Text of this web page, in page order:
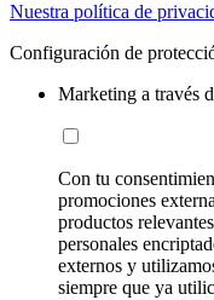
Nuestra política de
Configuración de
Marketing a través
Con tu
promociones
productos
personales
externos y
siempre que ya